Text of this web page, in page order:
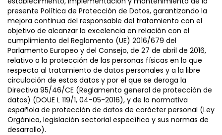
presente Política de Protección de Datos, garantizando la
mejora continua del responsable del tratamiento con el
objetivo de alcanzar la excelencia en relación con el
cumplimiento del Reglamento (UE) 2016/679 del
Parlamento Europeo y del Consejo, de 27 de abril de 2016,
relativo a la protección de las personas físicas en lo que
respecta al tratamiento de datos personales y a la libre
circulación de estos datos y por el que se deroga la
Directiva 95/46/CE (Reglamento general de protección de
datos) (DOUE L 119/1, 04-05-2016), y de la normativa
española de protección de datos de carácter personal (Ley
Orgánica, legislación sectorial específica y sus normas de
desarrollo).